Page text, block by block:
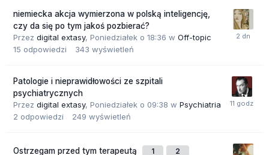
niemiecka akcja wymierzona w polską inteligencję,
czy da się po tym jakoś pozbierać?
Przez digital extasy, Poniedziałek o 18:36 w Off-topic
15 odpowiedzi 343 wyświetleń
Patologie i nieprawidłowości ze szpitali
psychiatrycznych
Przez digital extasy, Poniedziałek o 09:38 w Psychiatria
2 odpowiedzi 249 wyświetleń
Ostrzegam przed tym terapeutą 1 2